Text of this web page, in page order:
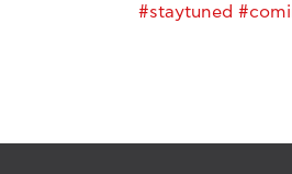
#staytuned